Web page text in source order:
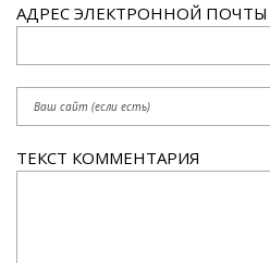
АДРЕС ЭЛЕКТРОННОЙ ПОЧТЫ
ТЕКСТ КОММЕНТАРИЯ